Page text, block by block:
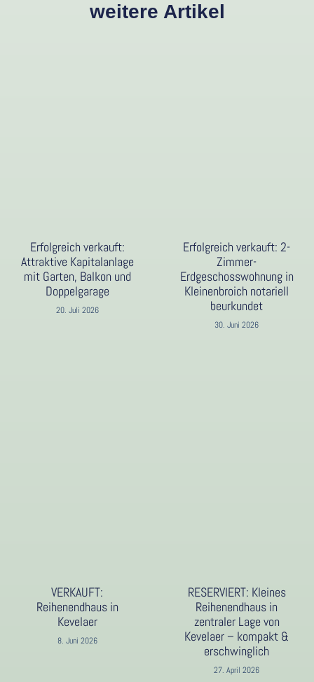
weitere Artikel
Erfolgreich verkauft:
Attraktive Kapitalanlage
mit Garten, Balkon und
Doppelgarage
20. Juli 2026
Erfolgreich verkauft: 2-
Zimmer-
Erdgeschosswohnung in
Kleinenbroich notariell
beurkundet
30. Juni 2026
VERKAUFT:
Reihenendhaus in
Kevelaer
8. Juni 2026
RESERVIERT: Kleines
Reihenendhaus in
zentraler Lage von
Kevelaer – kompakt &
erschwinglich
27. April 2026